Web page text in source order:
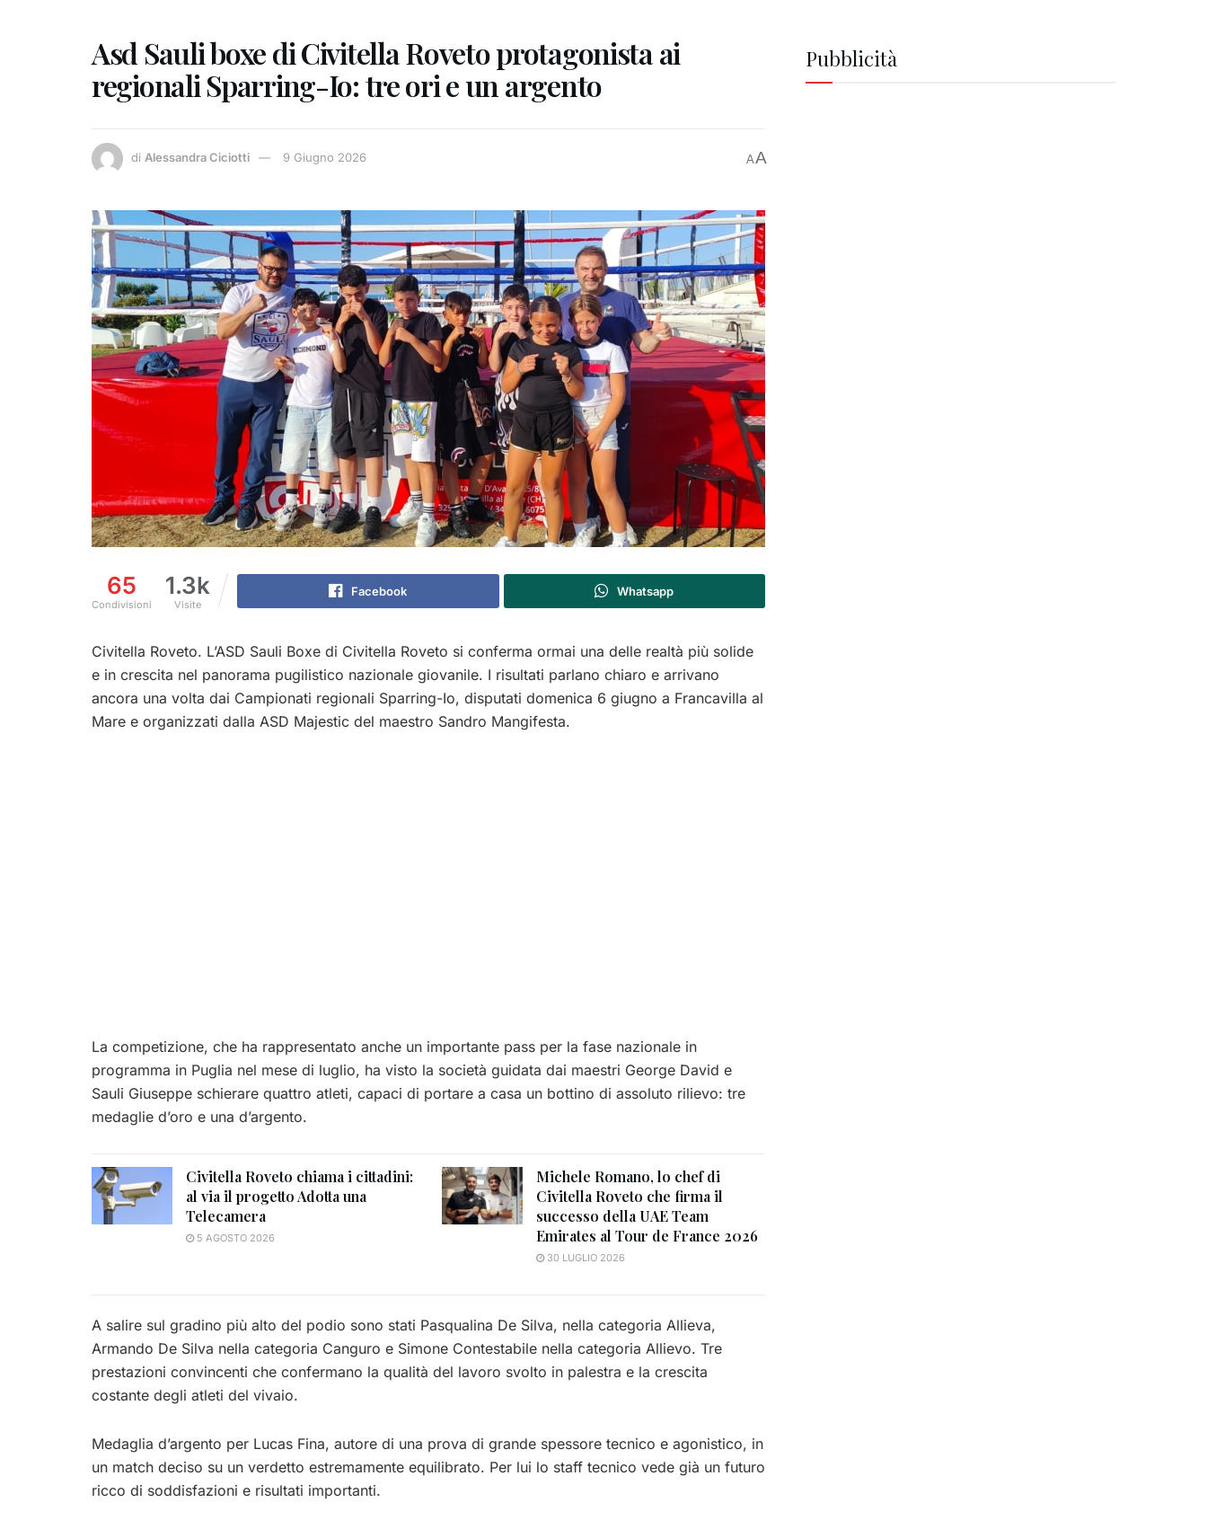
Asd Sauli boxe di Civitella Roveto protagonista ai
regionali Sparring-Io: tre ori e un argento
di Alessandra Ciciotti 9 Giugno 2026 AA
65
Condivisioni
1.3k
Visite
Facebook Whatsapp
Civitella Roveto. L’ASD Sauli Boxe di Civitella Roveto si conferma ormai una delle realtà più solide
e in crescita nel panorama pugilistico nazionale giovanile. I risultati parlano chiaro e arrivano
ancora una volta dai Campionati regionali Sparring-Io, disputati domenica 6 giugno a Francavilla al
Mare e organizzati dalla ASD Majestic del maestro Sandro Mangifesta.
La competizione, che ha rappresentato anche un importante pass per la fase nazionale in
programma in Puglia nel mese di luglio, ha visto la società guidata dai maestri George David e
Sauli Giuseppe schierare quattro atleti, capaci di portare a casa un bottino di assoluto rilievo: tre
medaglie d’oro e una d’argento.
Civitella Roveto chiama i cittadini:
al via il progetto Adotta una
Telecamera
5 AGOSTO 2026
Michele Romano, lo chef di
Civitella Roveto che firma il
successo della UAE Team
Emirates al Tour de France 2026
30 LUGLIO 2026
A salire sul gradino più alto del podio sono stati Pasqualina De Silva, nella categoria Allieva,
Armando De Silva nella categoria Canguro e Simone Contestabile nella categoria Allievo. Tre
prestazioni convincenti che confermano la qualità del lavoro svolto in palestra e la crescita
costante degli atleti del vivaio.
Medaglia d’argento per Lucas Fina, autore di una prova di grande spessore tecnico e agonistico, in
un match deciso su un verdetto estremamente equilibrato. Per lui lo staff tecnico vede già un futuro
ricco di soddisfazioni e risultati importanti.
Pubblicità